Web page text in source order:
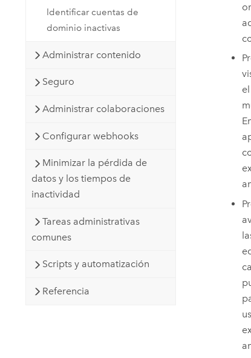
Identificar cuentas de
dominio inactivas
Administrar contenido
Seguro
Administrar colaboraciones
Configurar webhooks
Minimizar la pérdida de
datos y los tiempos de
inactividad
Tareas administrativas
comunes
Scripts y automatización
Referencia